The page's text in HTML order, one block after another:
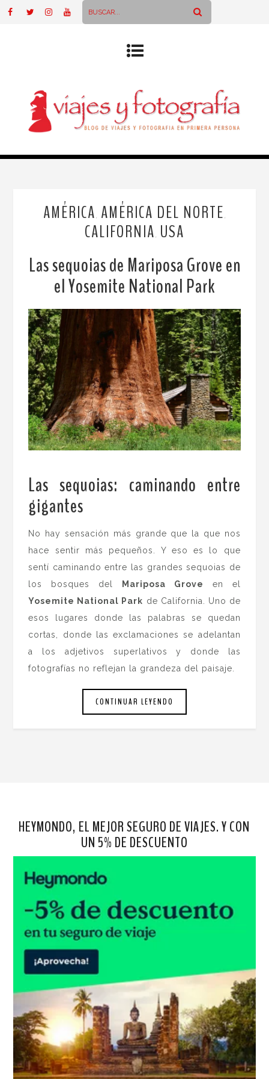
AMÉRICA AMÉRICA DEL NORTE
CALIFORNIA USA
Las sequoias de Mariposa Grove en
el Yosemite National Park
Las sequoias: caminando entre
gigantes
No hay sensación más grande que la que nos
hace sentir más pequeños. Y eso es lo que
sentí caminando entre las grandes sequoias de
los bosques del
Mariposa Grove
en el
Yosemite National Park de California. Uno de
esos lugares donde las palabras se quedan
cortas, donde las exclamaciones se adelantan
a los adjetivos superlativos y donde las
fotografías no reflejan la grandeza del paisaje.
CONTINUAR LEYENDO
HEYMONDO, EL MEJOR SEGURO DE VIAJES. Y CON
UN 5% DE DESCUENTO